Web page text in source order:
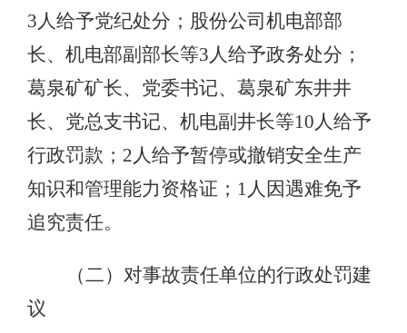
3人给予党纪处分；股份公司机电部部
长、机电部副部长等3人给予政务处分；
葛泉矿矿长、党委书记、葛泉矿东井井
长、党总支书记、机电副井长等10人给予
行政罚款；2人给予暂停或撤销安全生产
知识和管理能力资格证；1人因遇难免予
追究责任。
（二）对事故责任单位的行政处罚建
议